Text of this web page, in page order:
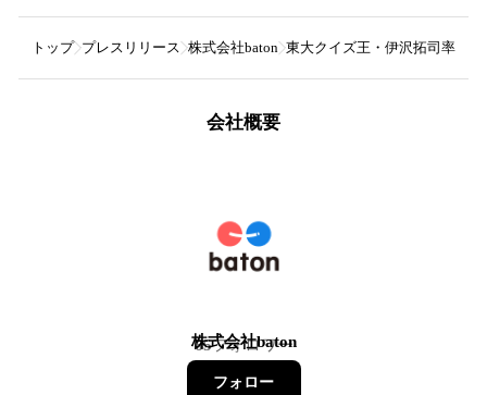
トップ プレスリリース 株式会社baton 東大クイズ王・伊沢拓司率い
会社概要
株式会社baton
65フォロワー
フォロー